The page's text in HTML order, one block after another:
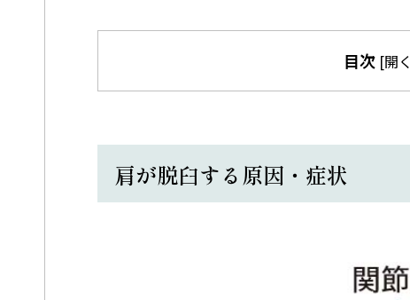
目次 [開く
肩が脱臼する原因・症状